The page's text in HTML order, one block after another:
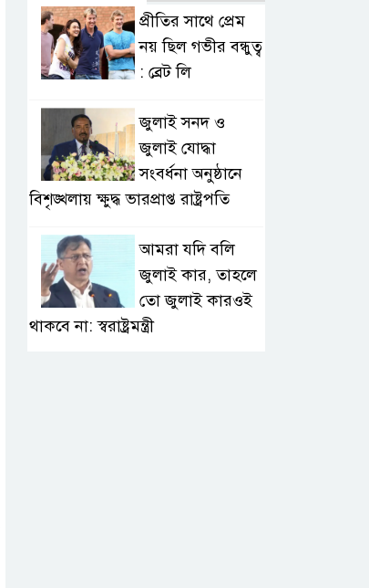
প্রীতির সাথে প্রেম
নয় ছিল গভীর বন্ধুত্ব
: ব্রেট লি
জুলাই সনদ ও
জুলাই যোদ্ধা
সংবর্ধনা অনুষ্ঠানে
বিশৃঙ্খলায় ক্ষুদ্ধ ভারপ্রাপ্ত রাষ্ট্রপতি
আমরা যদি বলি
জুলাই কার, তাহলে
তো জুলাই কারওই
থাকবে না: স্বরাষ্ট্রমন্ত্রী